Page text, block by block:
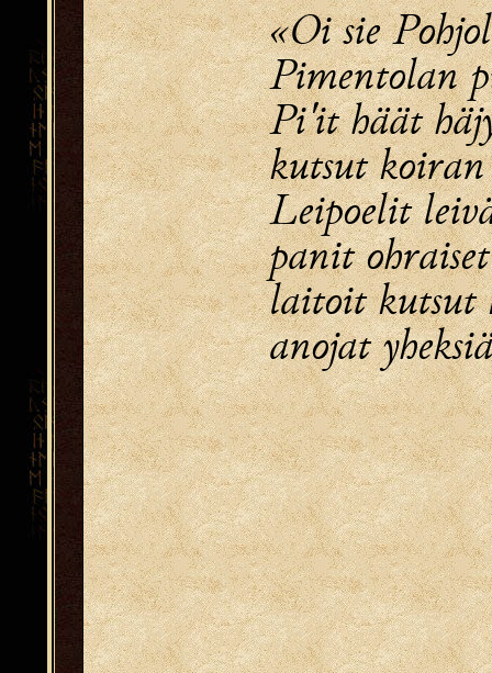
«Oi sie
Pimentolan
Pi'it häät
kutsut
Leipoelit
panit
laitoit kutsut
anojat